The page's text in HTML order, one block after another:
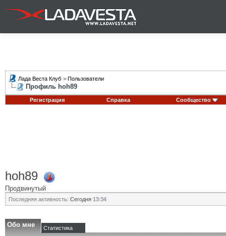
Лада Веста Клуб > Пользователи
Профиль hoh89
Регистрация Справка Сообщество
hoh89
Продвинутый
Последняя активность: Сегодня 13:34
Обо мне Статистика